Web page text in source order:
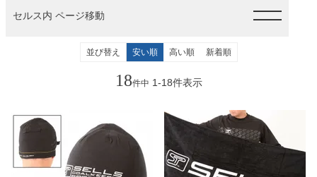
セルス内 ページ移動
並び替え 安い順 高い順 新着順
18件中 1-18件表示